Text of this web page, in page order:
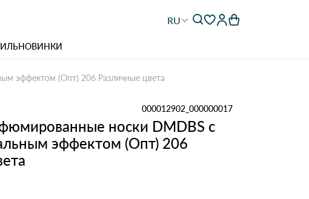
RU
НОВИНКИ
эффектом (Опт) 206 Различные цвета
000012902_000000017
носки DMDBS с
эффектом (Опт) 206